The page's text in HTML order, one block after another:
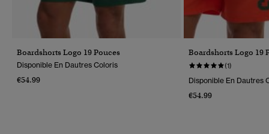
Boardshorts Logo 19 Pouces
Disponible En Dautres Coloris
€54.99
Boardshorts Logo 19
(1)
Disponible En Dautres
€54.99